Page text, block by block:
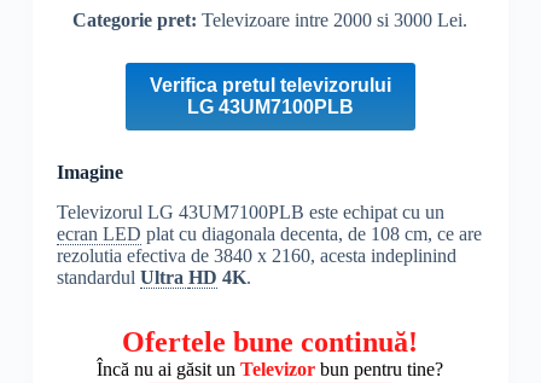
Categorie pret:Televizoare intre 2000 si 3000 Lei.
Verifica pretul televizorului
LG 43UM7100PLB
Imagine
Televizorul LG 43UM7100PLB este echipat cu un
ecran LED plat cu diagonala decenta, de 108 cm, ce are
rezolutia efectiva de 3840 x 2160, acesta indeplinind
standardul Ultra HD 4K.
Ofertele bune continuă!
Încă nu ai găsit unTelevizorbun pentru tine?